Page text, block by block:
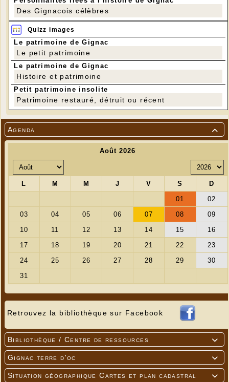

Agenda
Retrouvez la bibliothèque sur Facebook

Bibliothèque / Centre de ressources

Gignac terre d'oc

Situation géographique Cartes et plan cadastral
Des Gignacois célèbres
Quizz images
Le patrimoine de Gignac
Le petit patrimoine
Le patrimoine de Gignac
Histoire et patrimoine
Petit patrimoine insolite
Patrimoine restauré, détruit ou récent